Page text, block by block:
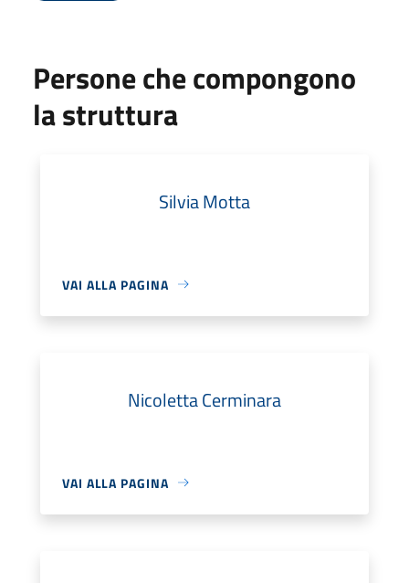
Persone che compongono
la struttura
Silvia Motta
VAI ALLA PAGINA
Nicoletta Cerminara
VAI ALLA PAGINA